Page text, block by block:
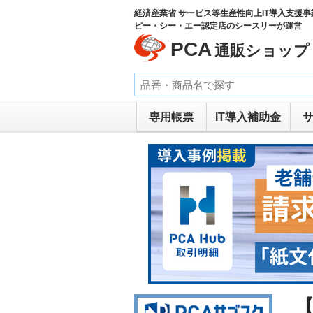
経済産業省 サービス等生産性向上IT導入支援
ピー・シー・エー認定店のシースリーが運営
PCA 通販ショップ
専用帳票 IT導入補助金